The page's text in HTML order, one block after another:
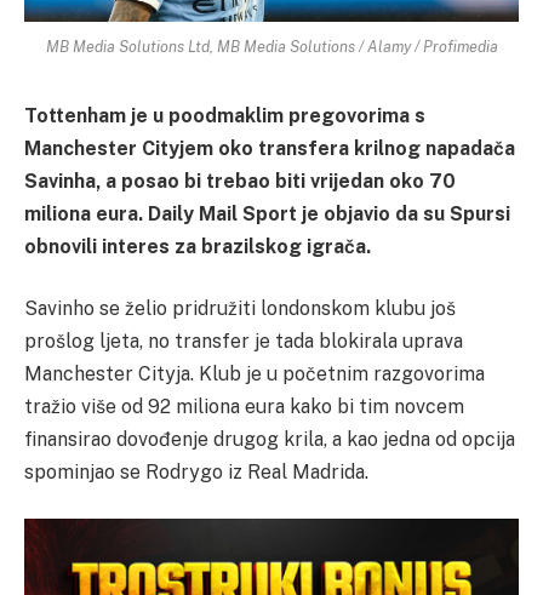
MB Media Solutions Ltd, MB Media Solutions / Alamy / Profimedia
Tottenham je u poodmaklim pregovorima s
Manchester Cityjem oko transfera krilnog napadača
Savinha, a posao bi trebao biti vrijedan oko 70
miliona eura. Daily Mail Sport je objavio da su Spursi
obnovili interes za brazilskog igrača.
Savinho se želio pridružiti londonskom klubu još
prošlog ljeta, no transfer je tada blokirala uprava
Manchester Cityja. Klub je u početnim razgovorima
tražio više od 92 miliona eura kako bi tim novcem
finansirao dovođenje drugog krila, a kao jedna od opcija
spominjao se Rodrygo iz Real Madrida.